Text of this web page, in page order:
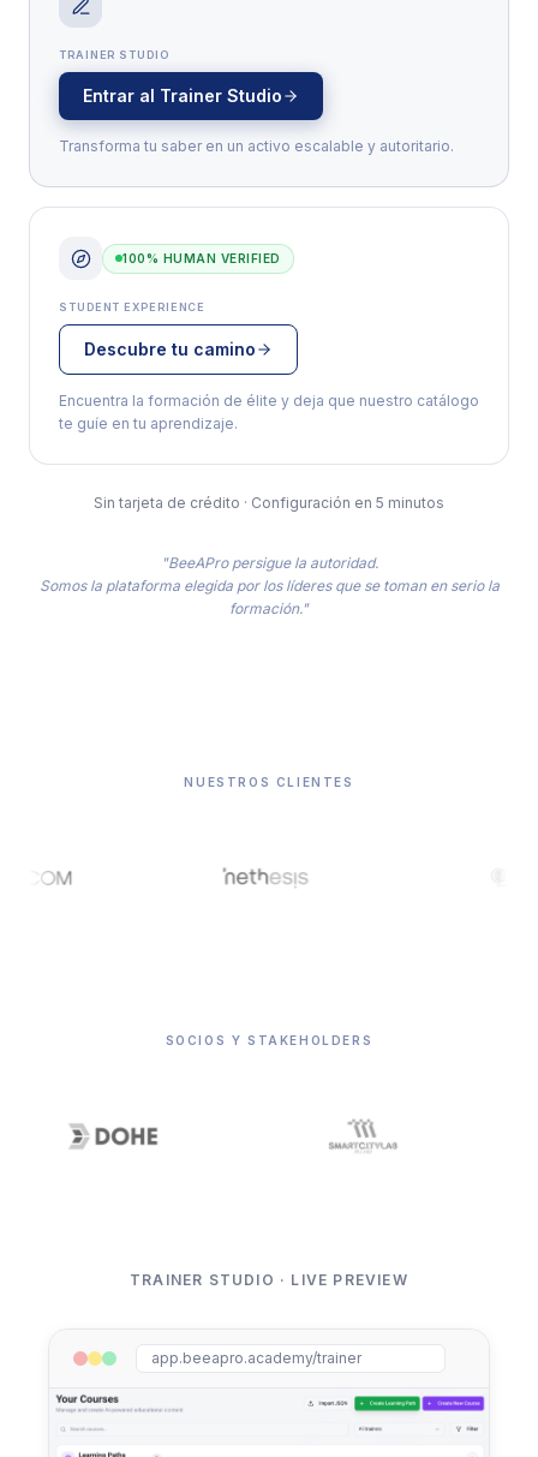
TRAINER STUDIO
Entrar al Trainer Studio
Transforma tu saber en un activo escalable y autoritario.
100% HUMAN VERIFIED
STUDENT EXPERIENCE
Descubre tu camino
Encuentra la formación de élite y deja que nuestro catálogo
te guíe en tu aprendizaje.
Sin tarjeta de crédito · Configuración en 5 minutos
"BeeAPro persigue la autoridad.
Somos la plataforma elegida por los líderes que se toman en serio la
formación."
NUESTROS CLIENTES
SOCIOS Y STAKEHOLDERS
TRAINER STUDIO · LIVE PREVIEW
app.beeapro.academy/trainer